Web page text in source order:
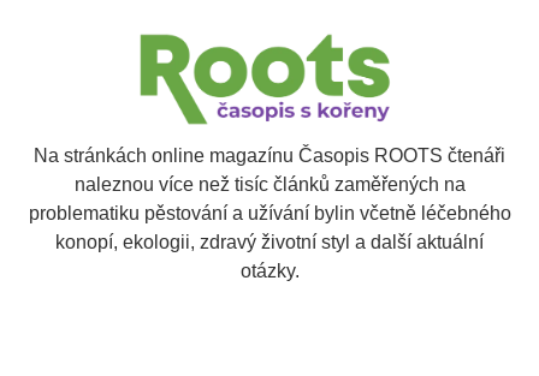
Na stránkách online magazínu Časopis ROOTS čtenáři
naleznou více než tisíc článků zaměřených na
problematiku pěstování a užívání bylin včetně léčebného
konopí, ekologii, zdravý životní styl a další aktuální
otázky.